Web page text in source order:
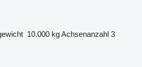
10.000 kgAchsenanzahl 3